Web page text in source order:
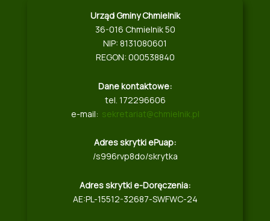
Urząd Gminy Chmielnik
36-016 Chmielnik 50
NIP: 8131080601
REGON: 000538840
Dane kontaktowe:
tel. 172296606
e-mail: sekretariat@chmielnik.pl
Adres skrytki ePuap:
/s996rvp8do/skrytka
Adres skrytki e-Doręczenia:
AE:PL-15512-32687-SWFWC-24